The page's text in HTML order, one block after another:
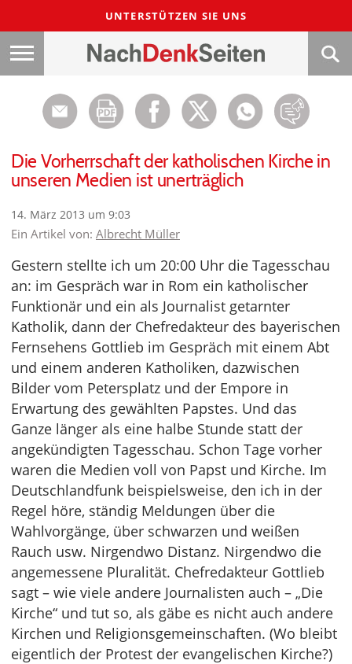
UNTERSTÜTZEN SIE UNS
Die Vorherrschaft der katholischen Kirche in
unseren Medien ist unerträglich
14. März 2013 um 9:03
Ein Artikel von: Albrecht Müller
Gestern stellte ich um 20:00 Uhr die Tagesschau
an: im Gespräch war in Rom ein katholischer
Funktionär und ein als Journalist getarnter
Katholik, dann der Chefredakteur des bayerischen
Fernsehens Gottlieb im Gespräch mit einem Abt
und einem anderen Katholiken, dazwischen
Bilder vom Petersplatz und der Empore in
Erwartung des gewählten Papstes. Und das
Ganze länger als eine halbe Stunde statt der
angekündigten Tagesschau. Schon Tage vorher
waren die Medien voll von Papst und Kirche. Im
Deutschlandfunk beispielsweise, den ich in der
Regel höre, ständig Meldungen über die
Wahlvorgänge, über schwarzen und weißen
Rauch usw. Nirgendwo Distanz. Nirgendwo die
angemessene Pluralität. Chefredakteur Gottlieb
sagt – wie viele andere Journalisten auch – „Die
Kirche“ und tut so, als gäbe es nicht auch andere
Kirchen und Religionsgemeinschaften. (Wo bleibt
eigentlich der Protest der evangelischen Kirche?)